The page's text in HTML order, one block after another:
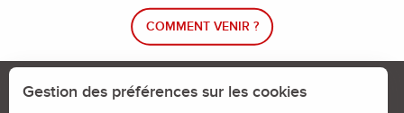
COMMENT VENIR ?
Le blog rando !
Gestion des préférences sur les cookies